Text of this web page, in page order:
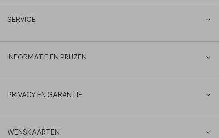
SERVICE
INFORMATIE EN PRIJZEN
PRIVACY EN GARANTIE
WENSKAARTEN